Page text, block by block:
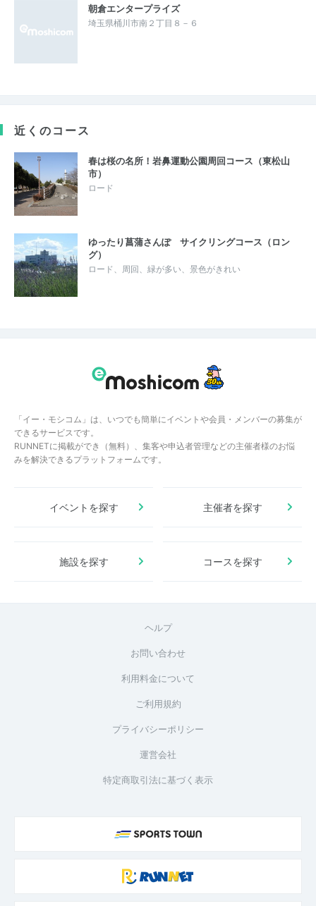
朝倉エンタープライズ
埼玉県桶川市南２丁目８－６
近くのコース
春は桜の名所！岩鼻運動公園周回コース（東松山
市）
ロード
ゆったり菖蒲さんぽ サイクリングコース（ロン
グ）
ロード、周回、緑が多い、景色がきれい
「イー・モシコム」は、いつでも簡単にイベントや会員・メンバーの募集が
できるサービスです。
RUNNETに掲載ができ（無料）、集客や申込者管理などの主催者様のお悩
みを解決できるプラットフォームです。
イベントを探す 主催者を探す
施設を探す コースを探す
ヘルプ
お問い合わせ
利用料金について
ご利用規約
プライバシーポリシー
運営会社
特定商取引法に基づく表示